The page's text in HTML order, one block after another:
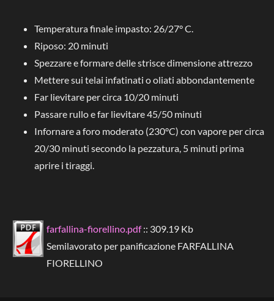
Temperatura finale impasto: 26/27° C.
Riposo: 20 minuti
Spezzare e formare delle strisce dimensione attrezzo
Mettere sui telai infatinati o oliati abbondantemente
Far lievitare per circa 10/20 minuti
Passare rullo e far lievitare 45/50 minuti
Infornare a foro moderato (230°C) con vapore per circa
20/30 minuti secondo la pezzatura, 5 minuti prima
aprire i tiraggi.
farfallina-fiorellino.pdf:: 309.19 Kb
Semilavorato per panificazione FARFALLINA
FIORELLINO